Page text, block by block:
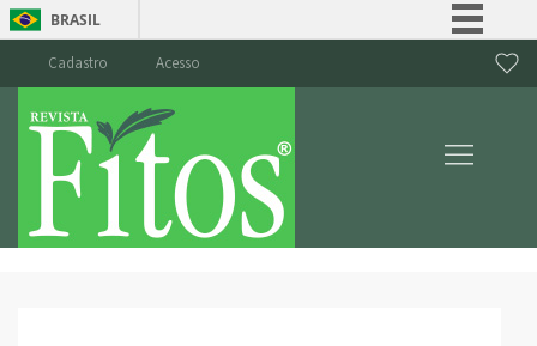
BRASIL
Canais
Cadastro Acesso